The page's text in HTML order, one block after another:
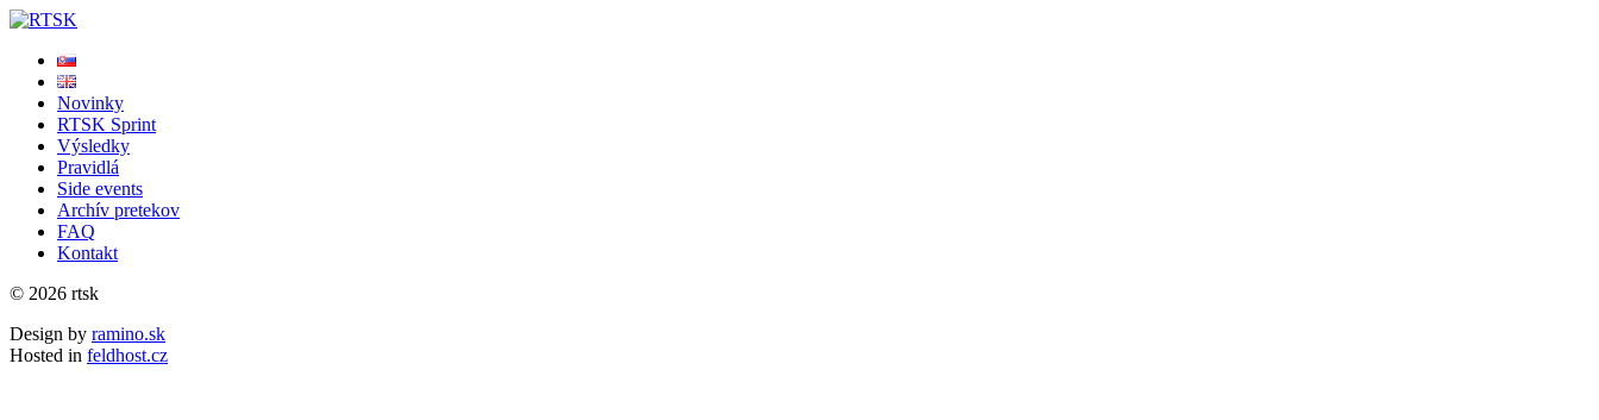
Novinky
RTSK Sprint
Výsledky
Pravidlá
Side events
Archív pretekov
FAQ
Kontakt
© 2026 rtsk
Design by ramino.sk
Hosted in feldhost.cz